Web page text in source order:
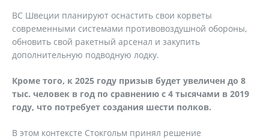
ВС Швеции планируют оснастить свои корветы
современными системами противовоздушной обороны,
обновить свой ракетный арсенал и закупить
дополнительную подводную лодку.
Кроме того, к 2025 году призыв будет увеличен до 8
тыс. человек в год по сравнению с 4 тысячами в 2019
году, что потребует создания шести полков.
В этом контексте Стокгольм принял решение